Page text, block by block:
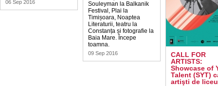
06 Sep 2016
Souleyman la Balkanik
Festival, Plai la
Timișoara, Noaptea
Literaturii, teatru la
Constanța și fotografie la
Baia Mare. Începe
toamna.
09 Sep 2016
CALL FOR
ARTISTS:
Showcase of
Talent (SYT)
artişti de liceu